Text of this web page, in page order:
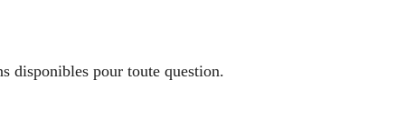
disponibles pour toute question.